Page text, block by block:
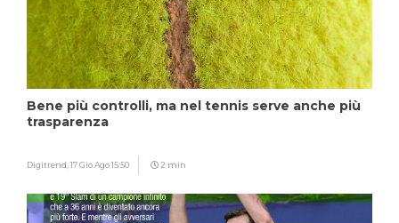
Bene più controlli, ma nel tennis serve anche più
trasparenza
Digitrend,17 Gio Ago 15:50 2 min